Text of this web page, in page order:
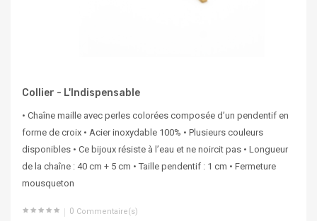
Collier - L'Indispensable
• Chaîne maille avec perles colorées composée d’un pendentif en
forme de croix • Acier inoxydable 100% • Plusieurs couleurs
disponibles • Ce bijoux résiste à l’eau et ne noircit pas • Longueur
de la chaîne : 40 cm + 5 cm • Taille pendentif : 1 cm • Fermeture
mousqueton
0 Commentaire(s)